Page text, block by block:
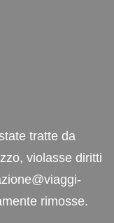
tratte da
violasse diritti
rimosse.